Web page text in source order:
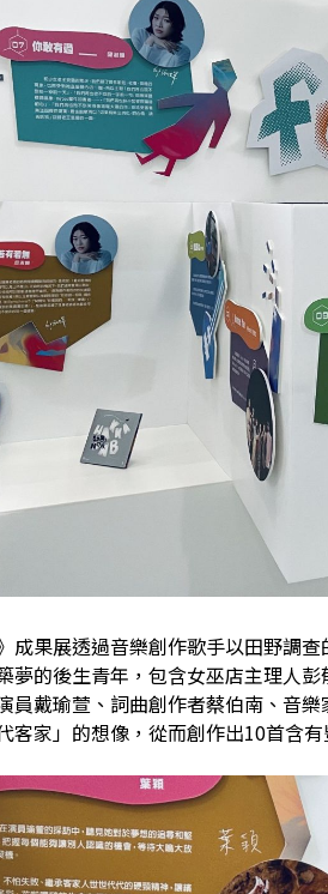
成果展透過音樂創作歌手以田野調
夢的後生青年，包含女巫店主理人
員戴瑜萱、詞曲創作者蔡伯南、音
客家」的想像，從而創作出10首含